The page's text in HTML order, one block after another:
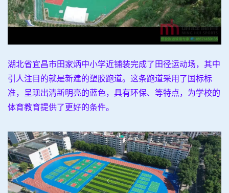
湖北省宜昌市田家炳中小学近铺装完成了田径运动场，其中
引人注目的就是新建的塑胶跑道。这条跑道采用了国标标
准，呈现出清新明亮的蓝色，具有环保、等特点，为学校的
体育教育提供了更好的条件。